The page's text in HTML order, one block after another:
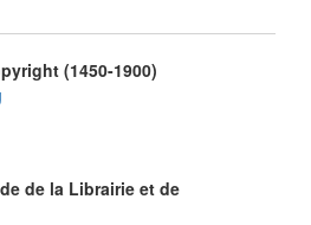
(1450-1900)
de la Librairie et de